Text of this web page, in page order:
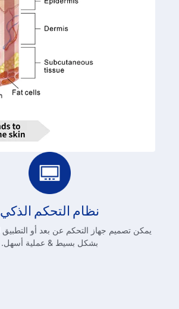
نظام التحكم الذكي
يمكن تصميم جهاز التحكم عن بعد أو التطبيق
بشكل بسيط & عملية أسهل.